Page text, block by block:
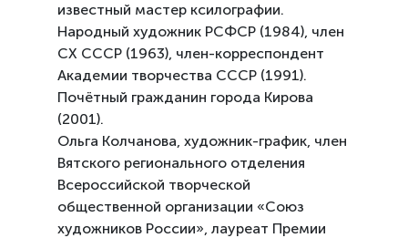
известный мастер ксилографии.
Народный художник РСФСР (1984), член
СХ СССР (1963), член-корреспондент
Академии творчества СССР (1991).
Почётный гражданин города Кирова
(2001).
Ольга Колчанова, художник-график, член
Вятского регионального отделения
Всероссийской творческой
общественной организации «Союз
художников России», лауреат Премии